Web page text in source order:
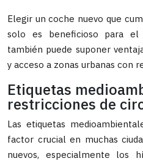
Elegir un coche nuevo que
solo es beneficioso para el
también puede suponer
y acceso a zonas urbanas con
Etiquetas
restricciones de
Las etiquetas
factor crucial en muchas
nuevos, especialmente los